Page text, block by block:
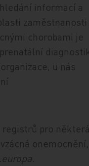
informací a
zaměstnanosti
chorobami je
u nás
registrů pro některá
onemocnění,